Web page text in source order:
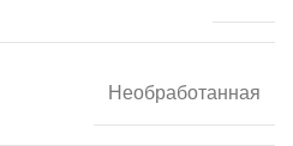
Необработанная